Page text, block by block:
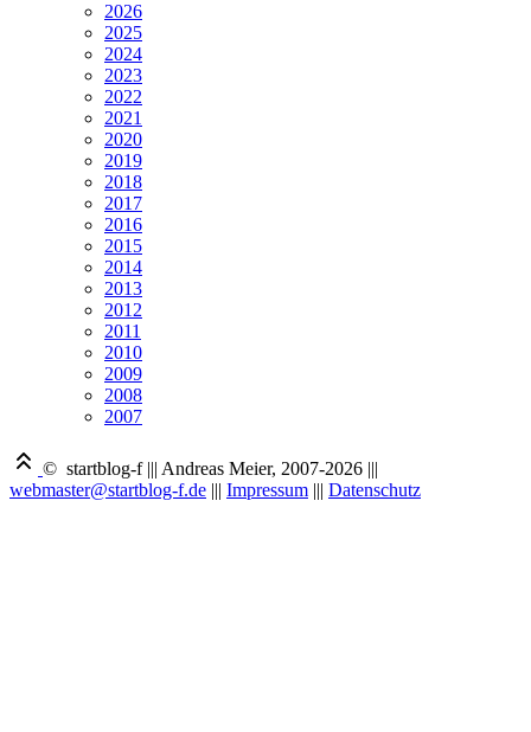
2026
2025
2024
2023
2022
2021
2020
2019
2018
2017
2016
2015
2014
2013
2012
2011
2010
2009
2008
2007
© startblog-f ||| Andreas Meier, 2007-2026 |||
webmaster@startblog-f.de ||| Impressum ||| Datenschutz